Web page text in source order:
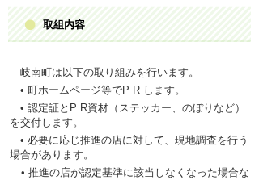
取組内容
岐南町は 以下の取 り 組みを行います。
• 町ホームページ等でP R します。
• 認定証と P R資材 （ステッカ ー、のぼりなど）
を交付します。
• 必要に応 じ推進の店に対して、 現地調査を行う
場合があります。
• 推進の店が認定基準に該当 しな くなった場合な